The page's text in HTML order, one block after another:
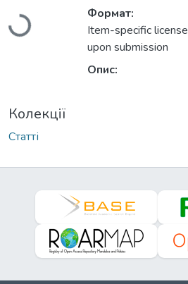
Вантажиться...
Формат:
Item-specific
upon submission
Опис:
Колекції
Статті